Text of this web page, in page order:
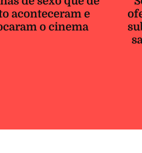
aconteceram e
o cinema